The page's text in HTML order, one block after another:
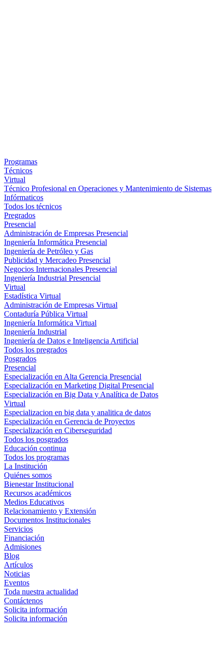
Programas
Técnicos
Virtual
Técnico Profesional en Operaciones y Mantenimiento de Sistemas
Infórmaticos
Todos los técnicos
Pregrados
Presencial
Administración de Empresas Presencial
Ingeniería Informática Presencial
Ingeniería de Petróleo y Gas
Publicidad y Mercadeo Presencial
Negocios Internacionales Presencial
Ingeniería Industrial Presencial
Virtual
Estadística Virtual
Administración de Empresas Virtual
Contaduría Pública Virtual
Ingeniería Informática Virtual
Ingeniería Industrial
Ingeniería de Datos e Inteligencia Artificial
Todos los pregrados
Posgrados
Presencial
Especialización en Alta Gerencia Presencial
Especialización en Marketing Digital Presencial
Especialización en Big Data y Analítica de Datos
Virtual
Especializacion en big data y analitica de datos
Especialización en Gerencia de Proyectos
Especialización en Ciberseguridad
Todos los posgrados
Educación continua
Todos los programas
La Institución
Quiénes somos
Bienestar Institucional
Recursos académicos
Medios Educativos
Relacionamiento y Extensión
Documentos Institucionales
Servicios
Financiación
Admisiones
Blog
Artículos
Noticias
Eventos
Toda nuestra actualidad
Contáctenos
Solicita información
Solicita información